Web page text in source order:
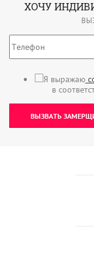
ХОЧУ
Я выражаю
в
ВЫЗВАТЬ